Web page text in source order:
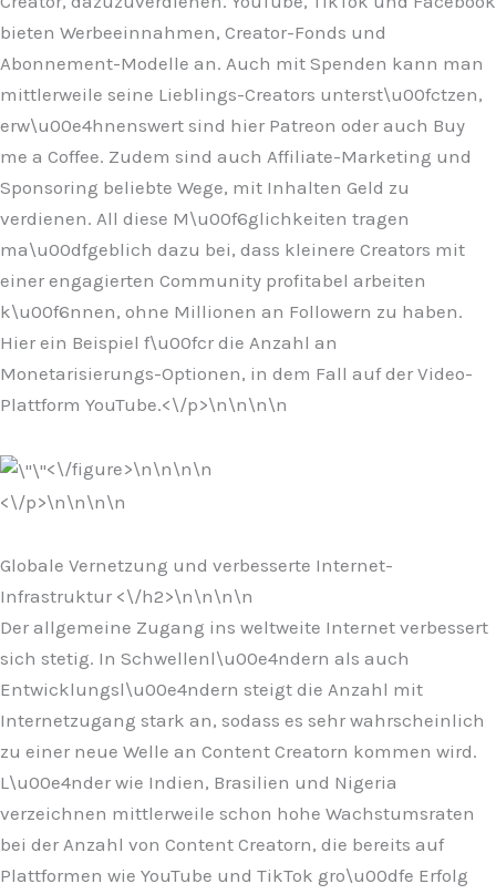
bieten Werbeeinnahmen, Creator-Fonds und
Abonnement-Modelle an. Auch mit Spenden kann man
mittlerweile seine Lieblings-Creators unterst\u00fctzen,
erw\u00e4hnenswert sind hier Patreon oder auch Buy
me a Coffee. Zudem sind auch Affiliate-Marketing und
Sponsoring beliebte Wege, mit Inhalten Geld zu
verdienen. All diese M\u00f6glichkeiten tragen
ma\u00dfgeblich dazu bei, dass kleinere Creators mit
einer engagierten Community profitabel arbeiten
k\u00f6nnen, ohne Millionen an Followern zu haben.
Hier ein Beispiel f\u00fcr die Anzahl an
Monetarisierungs-Optionen, in dem Fall auf der Video-
Plattform YouTube.<\/p>\n\n\n\n
<\/figure>\n\n\n\n
<\/p>\n\n\n\n
Globale Vernetzung und verbesserte Internet-
Infrastruktur <\/h2>\n\n\n\n
Der allgemeine Zugang ins weltweite Internet verbessert
sich stetig. In Schwellenl\u00e4ndern als auch
Entwicklungsl\u00e4ndern steigt die Anzahl mit
Internetzugang stark an, sodass es sehr wahrscheinlich
zu einer neue Welle an Content Creatorn kommen wird.
L\u00e4nder wie Indien, Brasilien und Nigeria
verzeichnen mittlerweile schon hohe Wachstumsraten
bei der Anzahl von Content Creatorn, die bereits auf
Plattformen wie YouTube und TikTok gro\u00dfe Erfolg